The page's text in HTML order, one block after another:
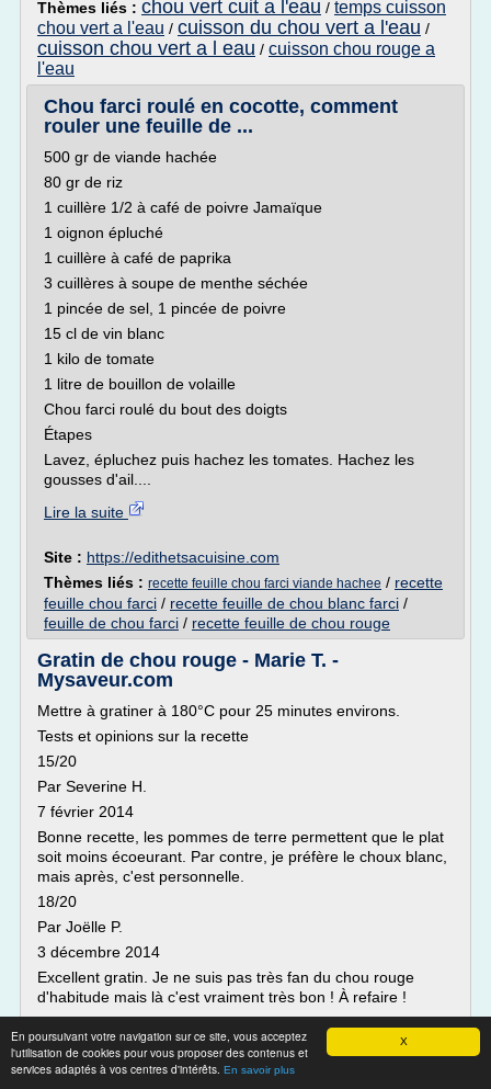
X
En poursuivant votre navigation sur ce site, vous acceptez
l'utilisation de cookies pour vous proposer des contenus et
services adaptés à vos centres d'intérêts. En savoir plus
Thèmes liés : chou vert cuit a l'eau / temps cuisson
chou vert a l'eau / cuisson du chou vert a l'eau /
cuisson chou vert a l eau / cuisson chou rouge a
l'eau
Chou farci roulé en cocotte, comment
rouler une feuille de ...
500 gr de viande hachée
80 gr de riz
1 cuillère 1/2 à café de poivre Jamaïque
1 oignon épluché
1 cuillère à café de paprika
3 cuillères à soupe de menthe séchée
1 pincée de sel, 1 pincée de poivre
15 cl de vin blanc
1 kilo de tomate
1 litre de bouillon de volaille
Chou farci roulé du bout des doigts
Étapes
Lavez, épluchez puis hachez les tomates. Hachez les
gousses d'ail....
Lire la suite
Site : https://edithetsacuisine.com
Thèmes liés : recette feuille chou farci viande hachee / recette
feuille chou farci / recette feuille de chou blanc farci /
feuille de chou farci / recette feuille de chou rouge
Gratin de chou rouge - Marie T. -
Mysaveur.com
Mettre à gratiner à 180°C pour 25 minutes environs.
Tests et opinions sur la recette
15/20
Par Severine H.
7 février 2014
Bonne recette, les pommes de terre permettent que le plat
soit moins écoeurant. Par contre, je préfère le choux blanc,
mais après, c'est personnelle.
18/20
Par Joëlle P.
3 décembre 2014
Excellent gratin. Je ne suis pas très fan du chou rouge
d'habitude mais là c'est vraiment très bon ! À refaire !
19/20
Par Katia P.
18 décembre 2014